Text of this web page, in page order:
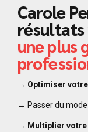
Carole
résultats
une plus
→ Optimiser
→ Passer du
→ Multiplier